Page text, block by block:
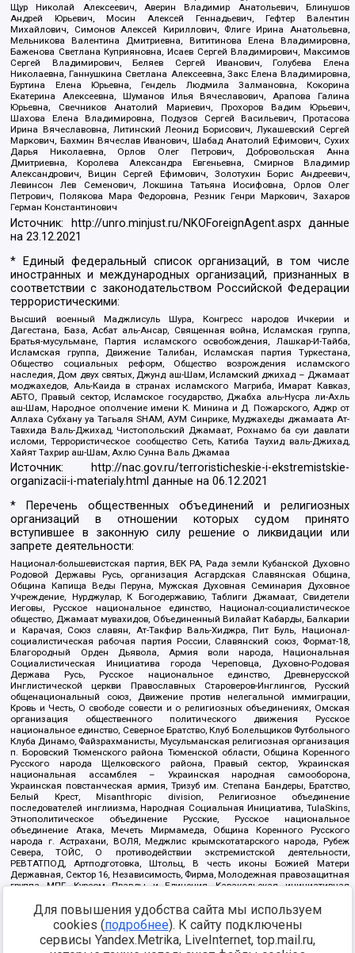
Щур Николай Алексеевич, Аверин Владимир Анатольевич, Блинушов
Андрей Юрьевич, Мосин Алексей Геннадьевич, Гефтер Валентин
Михайлович, Симонов Алексей Кириллович, Флиге Ирина Анатольевна,
Мельникова Валентина Дмитриевна, Вититинова Елена Владимировна,
Баженова Светлана Куприяновна, Исаев Сергей Владимирович, Максимов
Сергей Владимирович, Беляев Сергей Иванович, Голубева Елена
Николаевна, Ганнушкина Светлана Алексеевна, Закс Елена Владимировна,
Буртина Елена Юрьевна, Гендель Людмила Залмановна, Кокорина
Екатерина Алексеевна, Шуманов Илья Вячеславович, Арапова Галина
Юрьевна, Свечников Анатолий Мариевич, Прохоров Вадим Юрьевич,
Шахова Елена Владимировна, Подузов Сергей Васильевич, Протасова
Ирина Вячеславовна, Литинский Леонид Борисович, Лукашевский Сергей
Маркович, Бахмин Вячеслав Иванович, Шабад Анатолий Ефимович, Сухих
Дарья Николаевна, Орлов Олег Петрович, Добровольская Анна
Дмитриевна, Королева Александра Евгеньевна, Смирнов Владимир
Александрович, Вицин Сергей Ефимович, Золотухин Борис Андреевич,
Левинсон Лев Семенович, Локшина Татьяна Иосифовна, Орлов Олег
Петрович, Полякова Мара Федоровна, Резник Генри Маркович, Захаров
Герман Константинович
Источник: http://unro.minjust.ru/NKOForeignAgent.aspxданные
на23.12.2021
* Единый федеральный список организаций, в том числе
иностранных и международных организаций, признанных в
соответствии с законодательством Российской Федерации
террористическими:
Высший военный Маджлисуль Шура, Конгресс народов Ичкерии и
Дагестана, База, Асбат аль-Ансар, Священная война, Исламская группа,
Братья-мусульмане, Партия исламского освобождения, Лашкар-И-Тайба,
Исламская группа, Движение Талибан, Исламская партия Туркестана,
Общество социальных реформ, Общество возрождения исламского
наследия, Дом двух святых, Джунд аш-Шам, Исламский джихад – Джамаат
моджахедов, Аль-Каида в странах исламского Магриба, Имарат Кавказ,
АБТО, Правый сектор, Исламское государство, Джабха аль-Нусра ли-Ахль
аш-Шам, Народное ополчение имени К. Минина и Д. Пожарского, Аджр от
Аллаха Субхану уа Тагьаля SHAM, АУМ Синрике, Муджахеды джамаата Ат-
Тавхида Валь-Джихад, Чистопольский Джамаат, Рохнамо ба суи давлати
исломи, Террористическое сообщество Сеть, Катиба Таухид валь-Джихад,
Хайят Тахрир аш-Шам, Ахлю Сунна Валь Джамаа
Источник:
http://nac.gov.ru/terroristicheskie-i-ekstremistskie-
organizacii-i-materialy.html данные на06.12.2021
* Перечень общественных объединений и религиозных
организаций в отношении которых судом принято
вступившее в законную силу решение о ликвидации или
запрете деятельности:
Национал-большевистская партия, ВЕК РА, Рада земли Кубанской Духовно
Родовой Державы Русь, организация Асгардская Славянская Община,
Община Капища Веды Перуна, Мужская Духовная Семинария Духовное
Учреждение, Нурджулар, К Богодержавию, Таблиги Джамаат, Свидетели
Иеговы, Русское национальное единство, Национал-социалистическое
общество, Джамаат мувахидов, Объединенный Вилайат Кабарды, Балкарии
и Карачая, Союз славян, Ат-Такфир Валь-Хиджра, Пит Буль, Национал-
социалистическая рабочая партия России, Славянский союз, Формат-18,
Благородный Орден Дьявола, Армия воли народа, Национальная
Социалистическая Инициатива города Череповца, Духовно-Родовая
Держава Русь, Русское национальное единство, Древнерусской
Инглистической церкви Православных Староверов-Инглингов, Русский
общенациональный союз, Движение против нелегальной иммиграции,
Кровь и Честь, О свободе совести и о религиозных объединениях, Омская
организация общественного политического движения Русское
национальное единство, Северное Братство, Клуб Болельщиков Футбольного
Клуба Динамо, Файзрахманисты, Мусульманская религиозная организация
п. Боровский Тюменского района Тюменской области, Община Коренного
Русского народа Щелковского района, Правый сектор, Украинская
национальная ассамблея – Украинская народная самооборона,
Украинская повстанческая армия, Тризуб им. Степана Бандеры, Братство,
Белый Крест, Misanthropic division, Религиозное объединение
последователей инглиизма, Народная Социальная Инициатива, TulaSkins,
Этнополитическое объединение Русские, Русское национальное
объединение Атака, Мечеть Мирмамеда, Община Коренного Русского
народа г. Астрахани, ВОЛЯ, Меджлис крымскотатарского народа, Рубеж
Севера, ТОЙС, О противодействии экстремистской деятельности,
РЕВТАТПОД, Артподготовка, Штольц, В честь иконы Божией Матери
Державная, Сектор 16, Независимость, Фирма, Молодежная правозащитная
группа МПГ, Курсом Правды и Единения, Каракольская инициативная
Благотворительный пансионат Ак Умут, Русская республика Русь,
Арестантское уголовное единство, Башкорт, Нация и свобода, W.H.С., Фалунь
Дафа, Иртыш Ultras, Русский Патриотический клуб-Новокузнецк/РПК,
Сибирский державный союз, Фонд борьбы с коррупцией, Фонд защиты прав
Для повышения удобства сайта мы используем
cookies (подробнее). К сайту подключены
сервисы Yandex.Metrika, LiveInternet, top.mail.ru,